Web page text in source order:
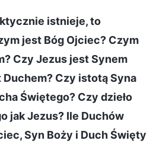
istnieje, to
jest Bóg Ojciec? Czym
Czy Jezus jest Synem
Czy istotą Syna
Świętego? Czy dzieło
jak Jezus? Ile Duchów
Syn Boży i Duch Święty